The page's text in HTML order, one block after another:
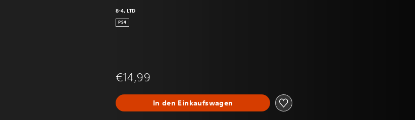
8-4, LTD
PS4
€14,99
In den Einkaufswagen